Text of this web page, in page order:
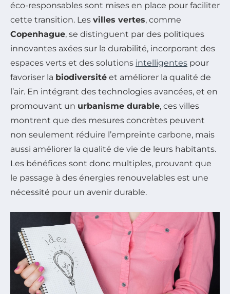
éco-responsables sont mises en place pour faciliter
cette transition. Les villes vertes, comme
Copenhague, se distinguent par des politiques
innovantes axées sur la durabilité, incorporant des
espaces verts et des solutions intelligentes pour
favoriser la biodiversité et améliorer la qualité de
l’air. En intégrant des technologies avancées, et en
promouvant un urbanisme durable, ces villes
montrent que des mesures concrètes peuvent
non seulement réduire l’empreinte carbone, mais
aussi améliorer la qualité de vie de leurs habitants.
Les bénéfices sont donc multiples, prouvant que
le passage à des énergies renouvelables est une
nécessité pour un avenir durable.